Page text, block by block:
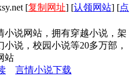
[复制网址] [认领网站] [点
小说网站，拥有穿越小说，架
说，校园小说等20多万部，
站
言情小说下载